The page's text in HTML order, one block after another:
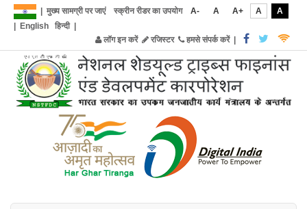
मुख्य सामग्री पर जाएं स्क्रीन रीडर का उपयोग A- A A+ A
A
English हिन्दी|
लॉग इन करें
रजिस्टर हमसे संपर्क करें|